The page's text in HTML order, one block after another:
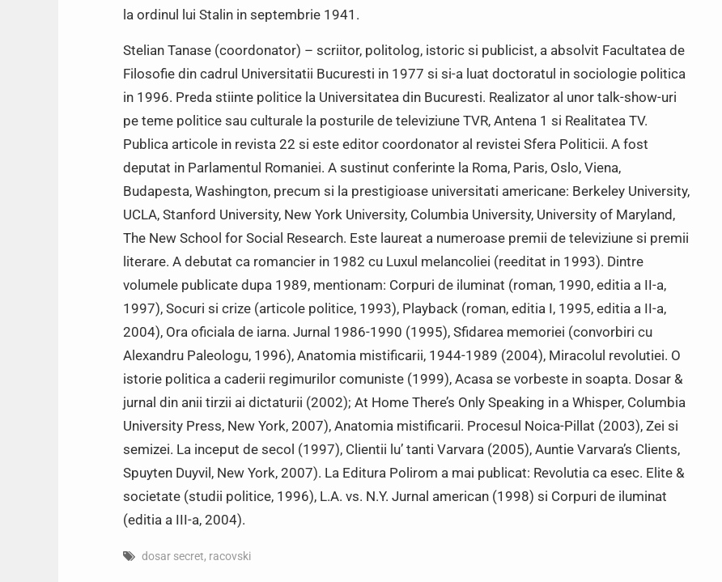
la ordinul lui Stalin in septembrie 1941.
Stelian Tanase (coordonator) – scriitor, politolog, istoric si publicist, a absolvit Facultatea de
Filosofie din cadrul Universitatii Bucuresti in 1977 si si-a luat doctoratul in sociologie politica
in 1996. Preda stiinte politice la Universitatea din Bucuresti. Realizator al unor talk-show-uri
pe teme politice sau culturale la posturile de televiziune TVR, Antena 1 si Realitatea TV.
Publica articole in revista 22 si este editor coordonator al revistei Sfera Politicii. A fost
deputat in Parlamentul Romaniei. A sustinut conferinte la Roma, Paris, Oslo, Viena,
Budapesta, Washington, precum si la prestigioase universitati americane: Berkeley University,
UCLA, Stanford University, New York University, Columbia University, University of Maryland,
The New School for Social Research. Este laureat a numeroase premii de televiziune si premii
literare. A debutat ca romancier in 1982 cu Luxul melancoliei (reeditat in 1993). Dintre
volumele publicate dupa 1989, mentionam: Corpuri de iluminat (roman, 1990, editia a II-a,
1997), Socuri si crize (articole politice, 1993), Playback (roman, editia I, 1995, editia a II-a,
2004), Ora oficiala de iarna. Jurnal 1986-1990 (1995), Sfidarea memoriei (convorbiri cu
Alexandru Paleologu, 1996), Anatomia mistificarii, 1944-1989 (2004), Miracolul revolutiei. O
istorie politica a caderii regimurilor comuniste (1999), Acasa se vorbeste in soapta. Dosar &
jurnal din anii tirzii ai dictaturii (2002); At Home There’s Only Speaking in a Whisper, Columbia
University Press, New York, 2007), Anatomia mistificarii. Procesul Noica-Pillat (2003), Zei si
semizei. La inceput de secol (1997), Clientii lu’ tanti Varvara (2005), Auntie Varvara’s Clients,
Spuyten Duyvil, New York, 2007). La Editura Polirom a mai publicat: Revolutia ca esec. Elite &
societate (studii politice, 1996), L.A. vs. N.Y. Jurnal american (1998) si Corpuri de iluminat
(editia a III-a, 2004).
dosar secret, racovski